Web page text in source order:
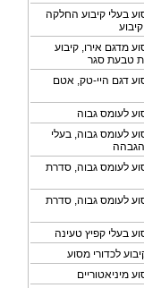
בעלי קיבוע החלקה
מדגם אירו, קיבוע
טבעת סגר
דגם היי-טק, אטם
לעומס גבוה
לעומס גבוה, בעלי
לעומס גבוה, סדרת
לעומס גבוה, סדרת
בעלי קפיץ טעינה
לכדורי מסוע
מיניאטוריים